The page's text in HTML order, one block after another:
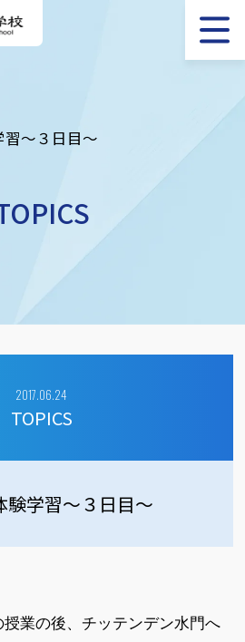
習～３日目～
2017.06.24
TOPICS
験学習～３日目～
業の後、チッテンデン水門へ